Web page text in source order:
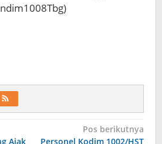
Ajak
Pos berikutnya
Personel Kodim 1002/HST